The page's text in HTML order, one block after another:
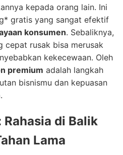
kepada orang lain. Ini
gratis yang sangat efektif
konsumen. Sebaliknya,
cepat rusak bisa merusak
kekecewaan. Oleh
premium adalah langkah
bisnismu dan kepuasan
di Balik
Lama